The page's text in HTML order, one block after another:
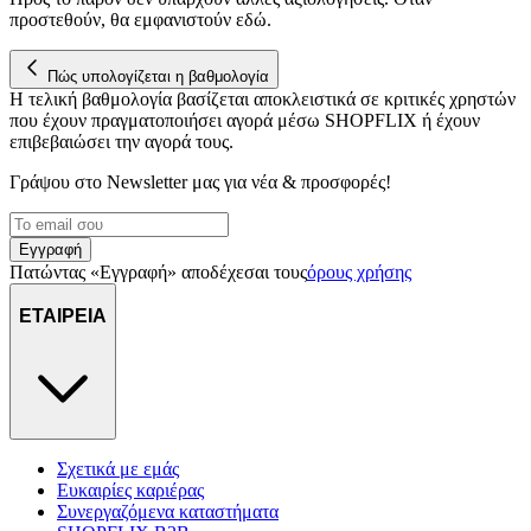
προστεθούν, θα εμφανιστούν εδώ.
Πώς υπολογίζεται η βαθμολογία
Η τελική βαθμολογία βασίζεται αποκλειστικά σε κριτικές χρηστών
που έχουν πραγματοποιήσει αγορά μέσω SHOPFLIX ή έχουν
επιβεβαιώσει την αγορά τους.
Γράψου στο Νewsletter μας για νέα & προσφορές!
Εγγραφή
Πατώντας «Εγγραφή» αποδέχεσαι τουςόρους χρήσης
ΕΤΑΙΡΕΙΑ
Σχετικά με εμάς
Ευκαιρίες καριέρας
Συνεργαζόμενα καταστήματα